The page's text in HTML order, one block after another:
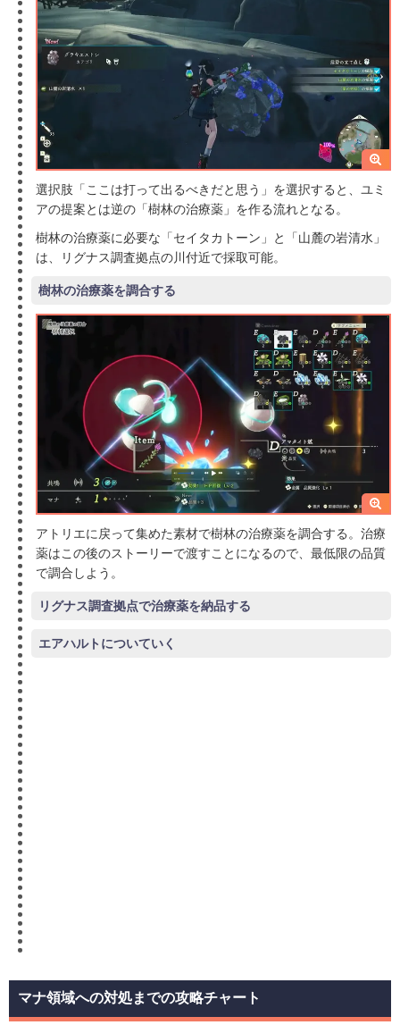
選択肢「ここは打って出るべきだと思う」を選択すると、ユミ
アの提案とは逆の「樹林の治療薬」を作る流れとなる。
樹林の治療薬に必要な「セイタカトーン」と「山麓の岩清水」
は、リグナス調査拠点の川付近で採取可能。
樹林の治療薬を調合する
アトリエに戻って集めた素材で樹林の治療薬を調合する。治療
薬はこの後のストーリーで渡すことになるので、最低限の品質
で調合しよう。
リグナス調査拠点で治療薬を納品する
エアハルトについていく
マナ領域への対処までの攻略チャート